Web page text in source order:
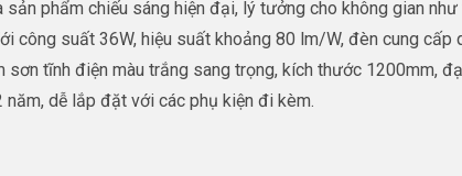
phẩm chiếu sáng hiện đại, lý tưởng cho không gian
suất 36W, hiệu suất khoảng 80 lm/W, đèn cung cấp
tĩnh điện màu trắng sang trọng, kích thước 1200mm,
dễ lắp đặt với các phụ kiện đi kèm.